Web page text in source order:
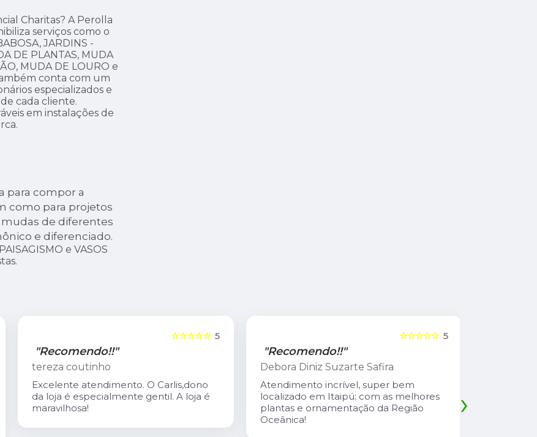
Charitas? A Perolla
serviços como o
JARDINS -
DE PLANTAS, MUDA
MUDA DE LOURO e
conta com um
especializados e
cada cliente.
em instalações de
para compor a
como para projetos
de diferentes
e diferenciado.
e VASOS
5
☆☆☆☆☆
"Recomendo!!"
tereza coutinho
Excelente atendimento. O Carlis,dono
da loja é especialmente gentil. A loja é
maravilhosa!
5
☆☆☆☆☆
"Recomendo!!"
Debora Diniz Suzarte Safira
Atendimento incrível, super bem
localizado em Itaipú; com as melhores
plantas e ornamentação da Região
Oceânica!
›